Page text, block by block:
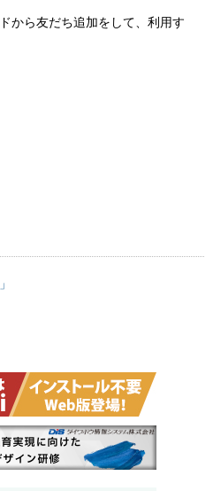
から友だち追加をして、利用す